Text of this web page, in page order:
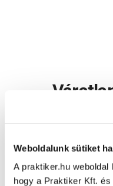
Weboldalunk sütiket
A praktiker.hu
hogy a Praktiker Kft.